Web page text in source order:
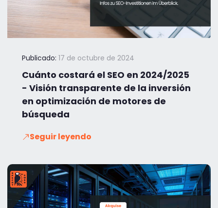
Publicado: 17 de octubre de 2024
Cuánto costará el SEO en 2024/2025
- Visión transparente de la inversión
en optimización de motores de
búsqueda
Seguir leyendo